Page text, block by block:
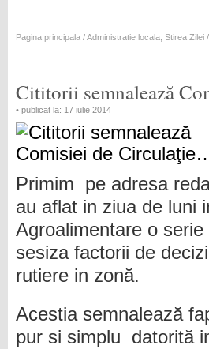
Pagina principala /Administratie locala Stirea Zilei
Cititorii semnalează
• publicat la: 17 iulie 2014
Primim pe adresa
au aflat in ziua de luni
Agroalimentare o
sesiza factorii de
rutiere in zonă.
Acestia semnalează
pur si simplu datorită